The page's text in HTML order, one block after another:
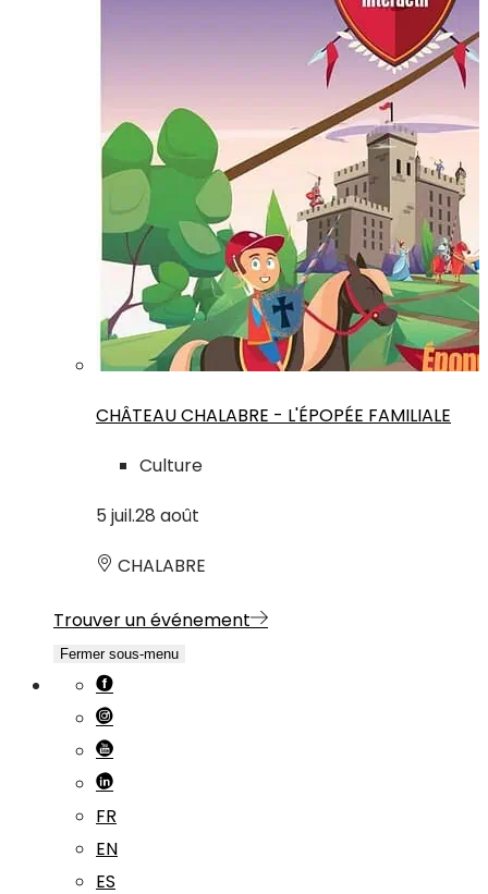
CHÂTEAU CHALABRE - L'ÉPOPÉE FAMILIALE
Culture
5 juil.28 août
CHALABRE
Trouver un événement
Fermer sous-menu
FR
EN
ES